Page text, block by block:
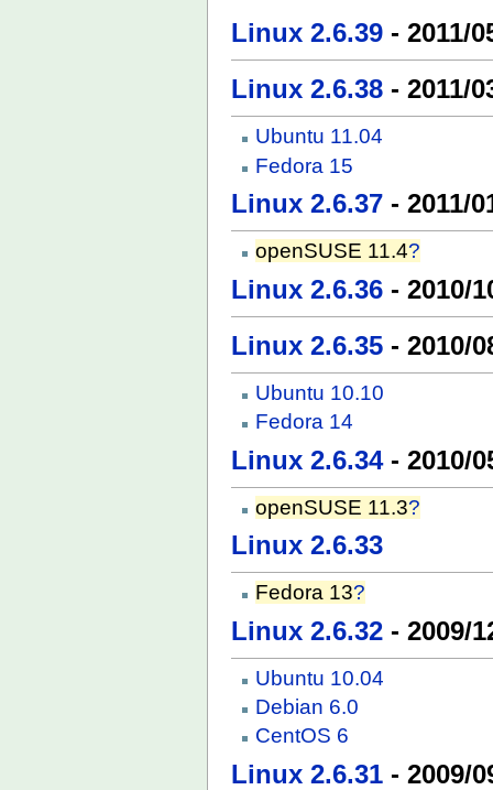
Linux 2.6.39 - 2011/
Linux 2.6.38 - 2011/
Ubuntu 11.04
Fedora 15
Linux 2.6.37 - 2011/
openSUSE 11.4?
Linux 2.6.36 - 2010/
Linux 2.6.35 - 2010/
Ubuntu 10.10
Fedora 14
Linux 2.6.34- 2010/
openSUSE 11.3?
Linux 2.6.33
Fedora 13?
Linux 2.6.32 - 2009/
Ubuntu 10.04
Debian 6.0
CentOS 6
Linux 2.6.31 - 2009/